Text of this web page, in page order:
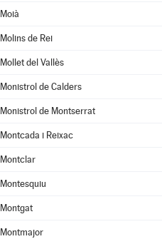
Moià
Molins de Rei
Mollet del Vallès
Monistrol de Calders
Monistrol de Montserrat
Montcada i Reixac
Montclar
Montesquiu
Montgat
Montmajor